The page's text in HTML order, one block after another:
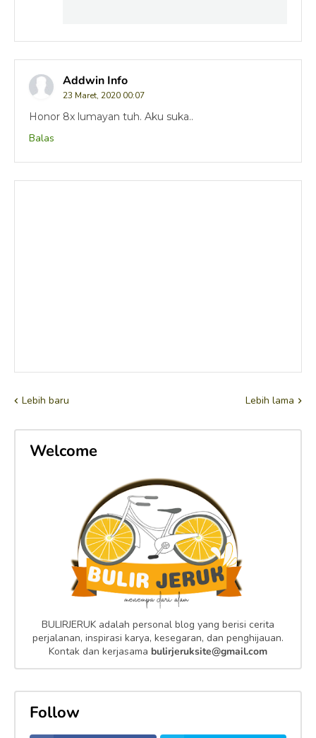
Addwin Info
23 Maret, 2020 00:07
Honor 8x lumayan tuh. Aku suka..
Balas
Lebih baru Lebih lama
Welcome
BULIRJERUK adalah personal blog yang berisi cerita
perjalanan, inspirasi karya, kesegaran, dan penghijauan.
Kontak dan kerjasama bulirjeruksite@gmail.com
Follow